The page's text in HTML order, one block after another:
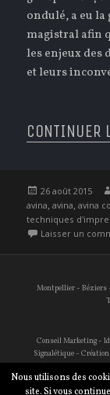
ondulé, a eu
magistral afin
les enjeux des
et leurs
CONTINUER
Publié
le
26 août 2015
avina,avina,avina
techniques
Laisser un
Montpellier - Béziers
Conseil Marketing-
Signalétique -
-
Nous utilisons des
site. Si vous